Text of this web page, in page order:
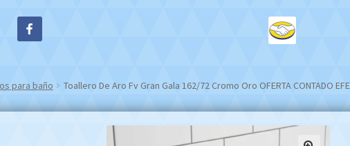
para baño Toallero De Aro Fv Gran Gala 162/72 Cromo Oro OFERTA CONTADO